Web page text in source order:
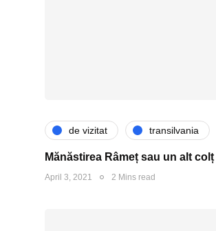
de vizitat transilvania
Mănăstirea Râmeț sau un alt
April 3, 2021 2 Mins read